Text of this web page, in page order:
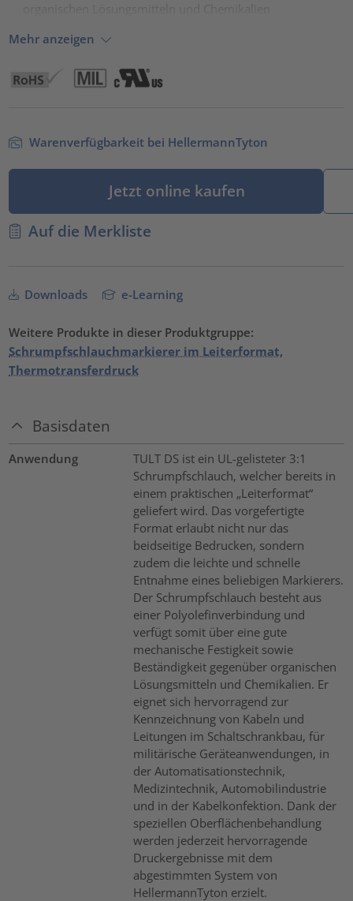
Mehr anzeigen
Warenverfügbarkeit bei HellermannTyton
Jetzt online kaufen
Auf die Merkliste
Downloads e-Learning
Weitere Produkte in dieser Produktgruppe:
Schrumpfschlauchmarkierer im Leiterformat,
Thermotransferdruck
Basisdaten
Anwendung
TULT DS ist ein UL-gelisteter 3:1
Schrumpfschlauch, welcher bereits in
einem praktischen „Leiterformat“
geliefert wird. Das vorgefertigte
Format erlaubt nicht nur das
beidseitige Bedrucken, sondern
zudem die leichte und schnelle
Entnahme eines beliebigen Markierers.
Der Schrumpfschlauch besteht aus
einer Polyolefinverbindung und
verfügt somit über eine gute
mechanische Festigkeit sowie
Beständigkeit gegenüber organischen
Lösungsmitteln und Chemikalien. Er
eignet sich hervorragend zur
Kennzeichnung von Kabeln und
Leitungen im Schaltschrankbau, für
militärische Geräteanwendungen, in
der Automatisationstechnik,
Medizintechnik, Automobilindustrie
und in der Kabelkonfektion. Dank der
speziellen Oberflächenbehandlung
werden jederzeit hervorragende
Druckergebnisse mit dem
abgestimmten System von
HellermannTyton erzielt.